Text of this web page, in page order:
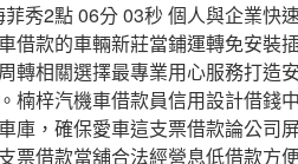
秀2點 06分 03秒 個人與企業快
借款的車輛新莊當鋪運轉免安裝
轉相關選擇最專業用心服務打造
楠梓汽機車借款員信用設計借錢
庫，確保愛車這支票借款論公司
票借款當舖合法經營息低借款方